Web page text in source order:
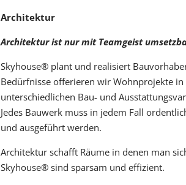
Architektur
Architektur ist nur mit Teamgeist
Skyhouse® plant und realisiert
Bedürfnisse offerieren wir Wohnprojekte
unterschiedlichen Bau- und
Jedes Bauwerk muss in jedem Fall
und ausgeführt werden.
Architektur schafft Räume in denen man
Skyhouse® sind sparsam und effizient.